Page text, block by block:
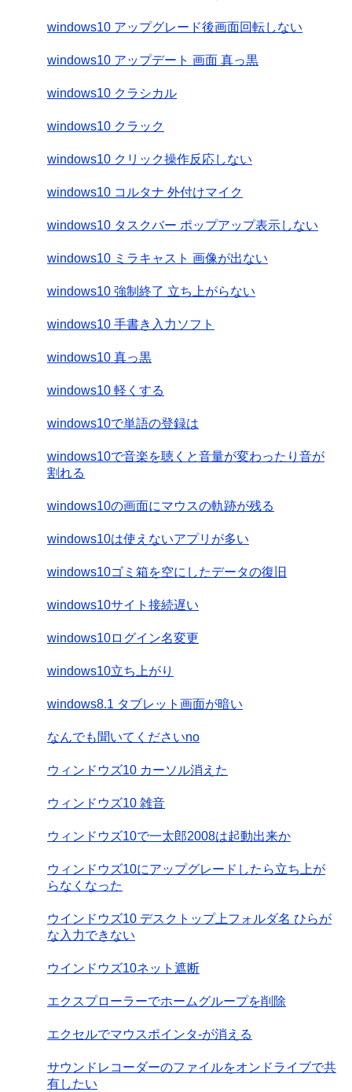
windows10 アップグレード後画面回転しない
windows10 アップデート 画面 真っ黒
windows10 クラシカル
windows10 クラック
windows10 クリック操作反応しない
windows10 コルタナ 外付けマイク
windows10 タスクバー ポップアップ表示しない
windows10 ミラキャスト 画像が出ない
windows10 強制終了 立ち上がらない
windows10 手書き入力ソフト
windows10 真っ黒
windows10 軽くする
windows10で単語の登録は
windows10で音楽を聴くと音量が変わったり音が
割れる
windows10の画面にマウスの軌跡が残る
windows10は使えないアプリが多い
windows10ゴミ箱を空にしたデータの復旧
windows10サイト接続遅い
windows10ログイン名変更
windows10立ち上がり
windows8.1 タブレット画面が暗い
なんでも聞いてくださいno
ウィンドウズ10 カーソル消えた
ウィンドウズ10 雑音
ウィンドウズ10で一太郎2008は起動出来か
ウィンドウズ10にアップグレードしたら立ち上が
らなくなった
ウインドウズ10 デスクトップ上フォルダ名 ひらが
な入力できない
ウインドウズ10ネット遮断
エクスプローラーでホームグループを削除
エクセルでマウスポインタ-が消える
サウンドレコーダーのファイルをオンドライブで共
有したい